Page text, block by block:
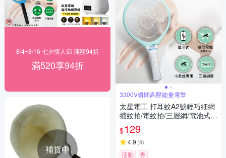
8/4~8/16 七夕情人節 滿額94折
滿520享94折
補貨中
3300V瞬間高壓能量電擊
太星電工 打耳蚊A2號輕巧細網
捕蚊拍/電蚊拍/三層網/電池式/
小黑蚊專用 3300V瞬間電擊/輕
巧
$129
4.9 (4)
活動 券